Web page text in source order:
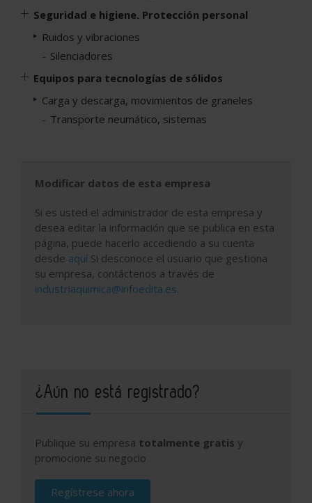
Seguridad e higiene. Protección personal
Ruidos y vibraciones
Silenciadores
Equipos para tecnologías de sólidos
Carga y descarga, movimientos de graneles
Transporte neumático, sistemas
Modificar datos de esta empresa
Si es usted el administrador de esta empresa y
desea editar la información que se publica en esta
página, puede hacerlo accediendo a su cuenta
desde aquí Si desconoce el usuario que gestiona
su empresa, contáctenos a través de
industriaquimica@infoedita.es.
¿Aún no está registrado?
Publique su empresa totalmente gratis y
promocione su negocio
Regístrese ahora